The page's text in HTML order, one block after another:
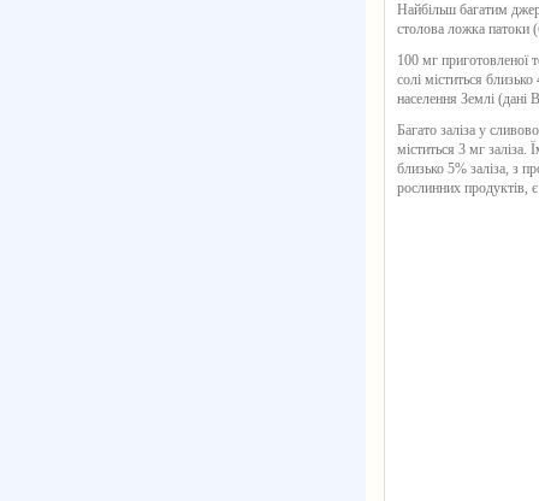
Найбільш багатим
столова ложка патоки
100 мг приготовленої
солі міститься
населення Землі (дані
Багато заліза у
міститься 3 мг заліза.
близько 5% заліза, з
рослинних продуктів,